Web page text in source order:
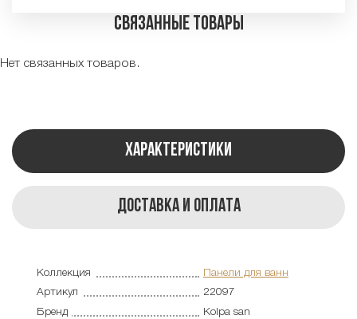
Связанные товары
Нет связанных товаров.
Характеристики
Доставка и оплата
Коллекция
Панели для ванн
Артикул
22097
Бренд
Kolpa san